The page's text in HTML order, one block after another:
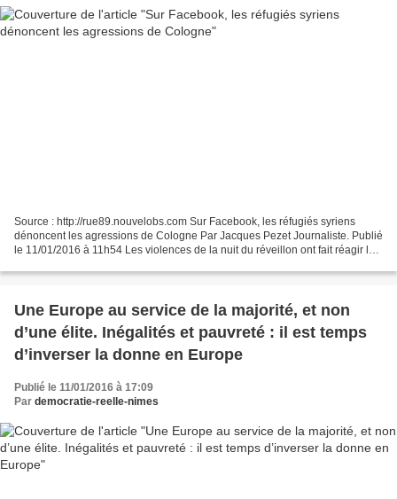
Source : http://rue89.nouvelobs.com Sur Facebook, les réfugiés syriens
dénoncent les agressions de Cologne Par Jacques Pezet Journaliste. Publié
le 11/01/2016 à 11h54 Les violences de la nuit du réveillon ont fait réagir les
Une Europe au service de la majorité, et non
d’une élite. Inégalités et pauvreté : il est temps
d’inverser la donne en Europe
Publié le 11/01/2016 à 17:09
Par democratie-reelle-nimes